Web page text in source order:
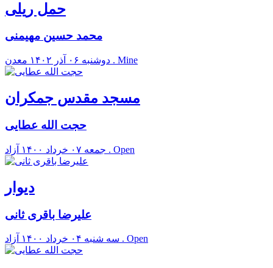
حمل ریلی
محمد حسین مهیمنی
دوشنبه ۰۶ آذر ۱۴۰۲ معدن . Mine
مسجد مقدس جمکران
حجت الله عطایی
جمعه ۰۷ خرداد ۱۴۰۰ آزاد . Open
دیوار
علیرضا باقری ثانی
سه شنبه ۰۴ خرداد ۱۴۰۰ آزاد . Open